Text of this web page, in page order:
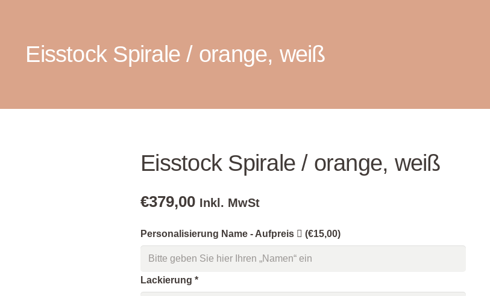
Eisstock Spirale / orange, weiß
Eisstock Spirale / orange, weiß
€379,00 Inkl. MwSt
Personalisierung Name - Aufpreis (€15,00)
Lackierung*